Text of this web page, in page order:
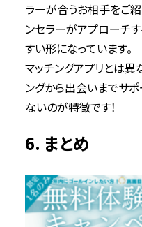
ラーが合うお相手をご
ンセラーがアプローチ
すい形になっています。
マッチングアプリとは異
ングから出会いまでサポ
ないのが特徴です！
6. まとめ